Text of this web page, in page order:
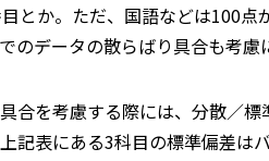
とか。ただ、国語などは100点
のデータの散らばり具合も考慮
合を考慮する際には、分散／
記表にある3科目の標準偏差は